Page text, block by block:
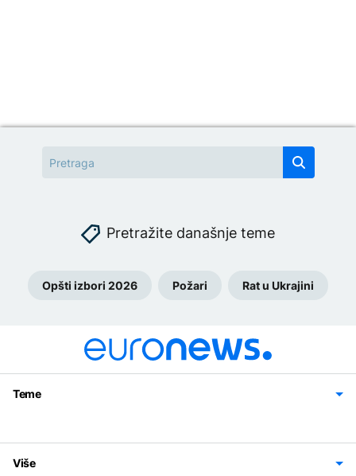
Pretražite današnje teme
Opšti izbori 2026 Požari Rat u Ukrajini
Teme
Svijet
Sport
Magazin
Više